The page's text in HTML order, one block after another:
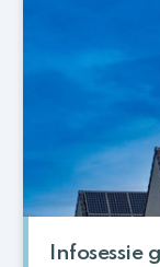
Infosessie